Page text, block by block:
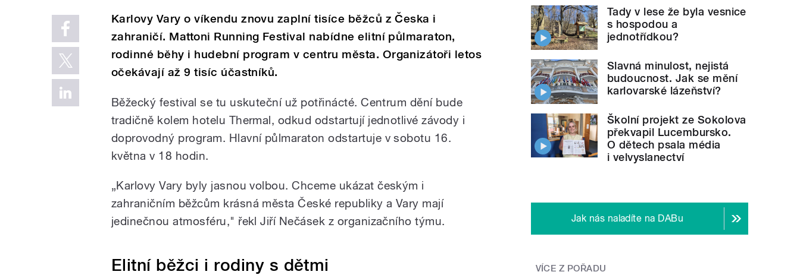
Karlovy Vary o víkendu znovu zaplní tisíce běžců z Česka i
zahraničí. Mattoni Running Festival nabídne elitní půlmaraton,
rodinné běhy i hudební program v centru města. Organizátoři letos
očekávají až 9 tisíc účastníků.
Běžecký festival se tu uskuteční už potřinácté. Centrum dění bude
tradičně kolem hotelu Thermal, odkud odstartují jednotlivé závody i
doprovodný program. Hlavní půlmaraton odstartuje v sobotu 16.
května v 18 hodin.
„Karlovy Vary byly jasnou volbou. Chceme ukázat českým i
zahraničním běžcům krásná města České republiky a Vary mají
jedinečnou atmosféru," řekl Jiří Nečásek z organizačního týmu.
Elitní běžci i rodiny s dětmi
Tady v lese že byla vesnice
s hospodou a
jednotřídkou?
Slavná minulost, nejistá
budoucnost. Jak se mění
karlovarské lázeňství?
Školní projekt ze Sokolova
překvapil Lucembursko.
O dětech psala média
i velvyslanectví
Jak nás naladíte na DABu
VÍCE Z POŘADU